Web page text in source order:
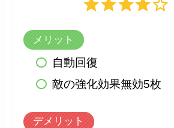
メリット
自動回復
敵の強化効果無効5枚
デメリット